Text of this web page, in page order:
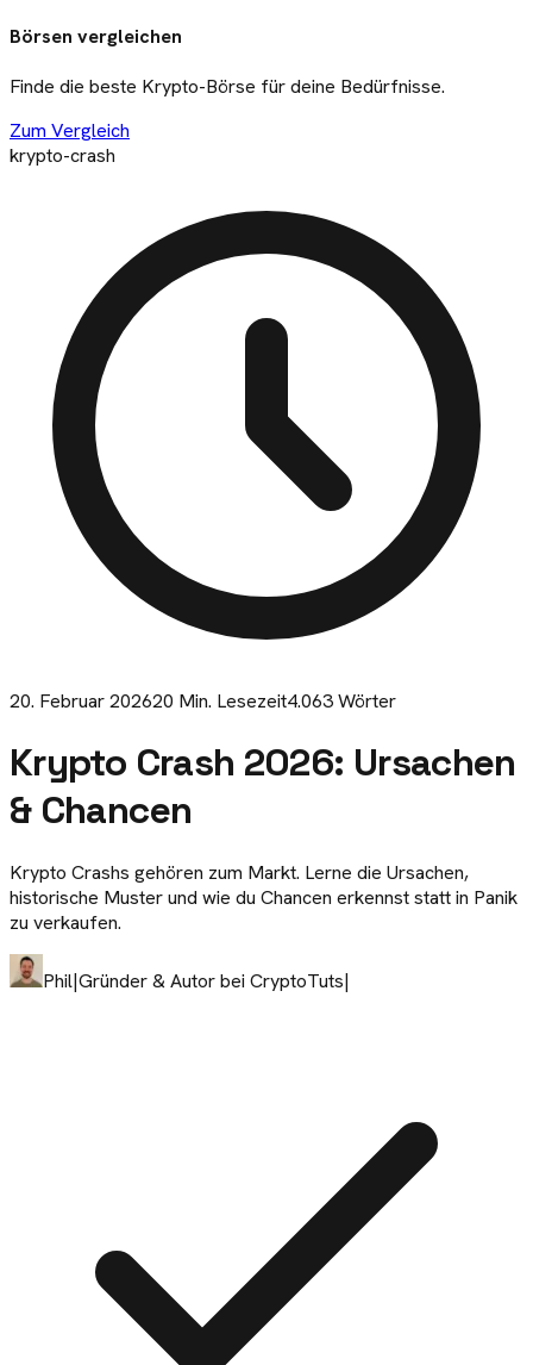
Börsen vergleichen
Finde die beste Krypto-Börse für deine Bedürfnisse.
Zum Vergleich
krypto-crash
20. Februar 202620 Min. Lesezeit4.063Wörter
Krypto Crash 2026: Ursachen
& Chancen
Krypto Crashs gehören zum Markt. Lerne die Ursachen,
historische Muster und wie du Chancen erkennst statt in Panik
zu verkaufen.
Phil|Gründer & Autor bei CryptoTuts|